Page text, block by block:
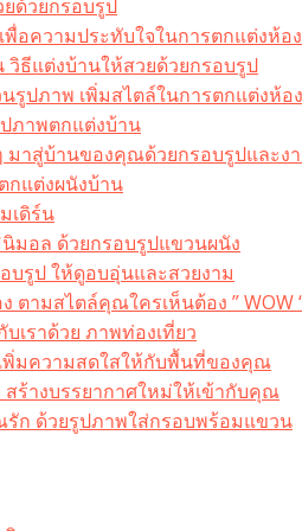
ด้วยกรอบรูป
อความประทับใจในการตกแต่งห้อง
ธีแต่งบ้านให้สวยด้วยกรอบรูป
รูปภาพ เพิ่มสไตล์ในการตกแต่งห้อง
ภาพตกแต่งบ้าน
มาสู่บ้านของคุณด้วยกรอบรูปและง
กแต่งผนังบ้าน
เดิร์น
มอล ด้วยกรอบรูปแขวนผนัง
บรูป ให้ดูอบอุ่นและสวยงาม
ตามสไตล์คุณใครเห็นต้อง ” WOW
เราด้วย ภาพท่องเที่ยว
พิ่มความสดใสให้กับพื้นที่ของคุณ
ร้างบรรยากาศใหม่ให้เข้ากับคุณ
ก ด้วยรูปภาพใส่กรอบพร้อมแขวน​